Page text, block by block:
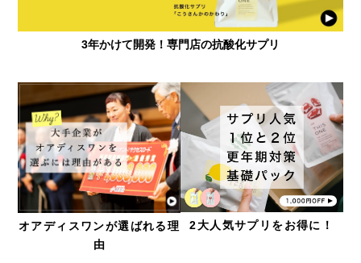
3年かけて開発！専門店の抗酸化サプリ
オアディスワンが選ばれる理
由
2大人気サプリをお得に！